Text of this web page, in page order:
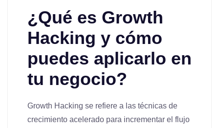
¿Qué es Growth
Hacking y cómo
puedes aplicarlo en
tu negocio?
Growth Hacking se refiere a las técnicas de
crecimiento acelerado para incrementar el flujo